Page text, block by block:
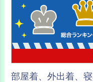
部屋着、外出着、